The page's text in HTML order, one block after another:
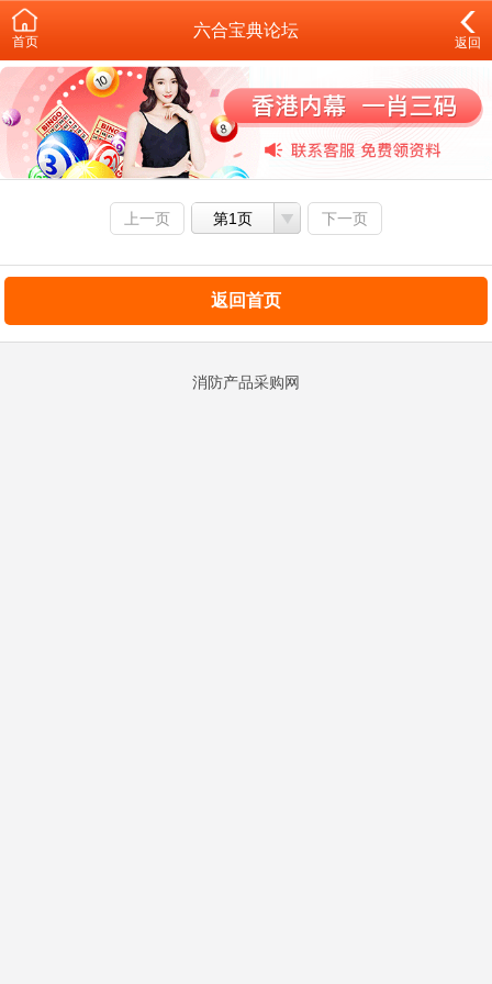
首页
六合宝典论坛
返回
上一页 第1页 下一页
返回首页
消防产品采购网